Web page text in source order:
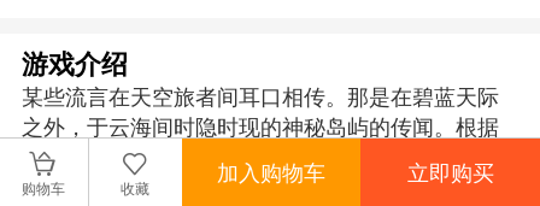
游戏介绍
某些流言在天空旅者间耳口相传。那是在碧蓝天际
之外，于云海间时隐时现的神秘岛屿的传闻。根据
传说，上古之神们在大限将至时，就会降落到这些
岛屿上，并用静默和忘却的魔法将其封印起来。
购物车 收藏
加入购物车 立即购买